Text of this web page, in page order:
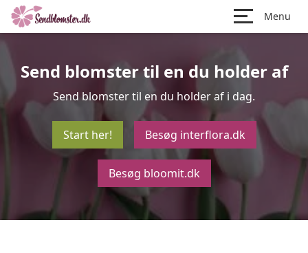
Menu
Send blomster til en du holder af
Send blomster til en du holder af i dag.
Start her! Besøg interflora.dk
Besøg bloomit.dk